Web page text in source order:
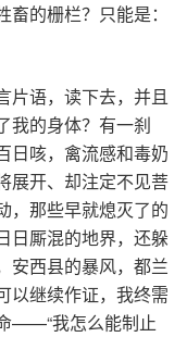
的栅栏？只能是：
片语，读下去，并且
我的身体？有一刹
日咳，禽流感和毒奶
展开、却注定不见菩
，那些早就熄灭了的
日厮混的地界，还躲
安西县的暴风，都兰
以继续作证，我终需
——“我怎么能制止